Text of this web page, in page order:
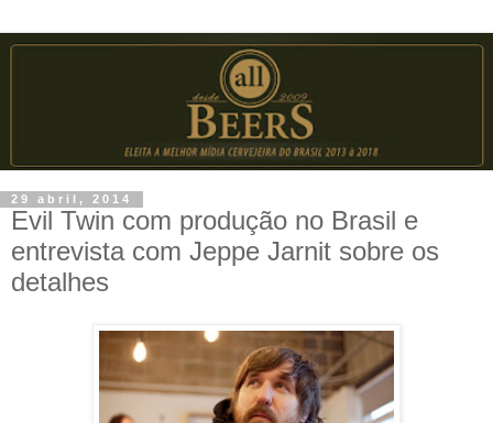
29 abril, 2014
Evil Twin com produção no Brasil e
entrevista com Jeppe Jarnit sobre os
detalhes